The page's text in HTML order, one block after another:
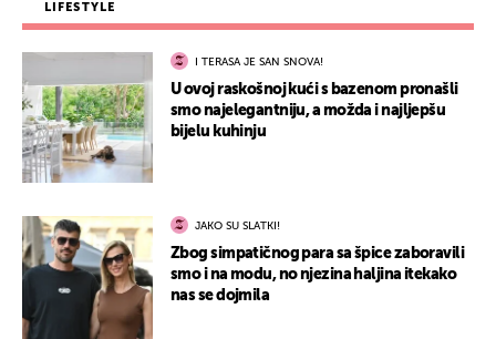
LIFESTYLE
I TERASA JE SAN SNOVA!
U ovoj raskošnoj kući s bazenom pronašli
smo najelegantniju, a možda i najljepšu
bijelu kuhinju
JAKO SU SLATKI!
Zbog simpatičnog para sa špice zaboravili
smo i na modu, no njezina haljina itekako
nas se dojmila